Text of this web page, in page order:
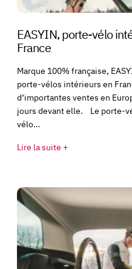
EASYIN, porte-vélo
France
Marque 100% française,
porte-vélos intérieurs en
d’importantes ventes en
jours devant elle. Le porte-
vélo…
Lire la suite +